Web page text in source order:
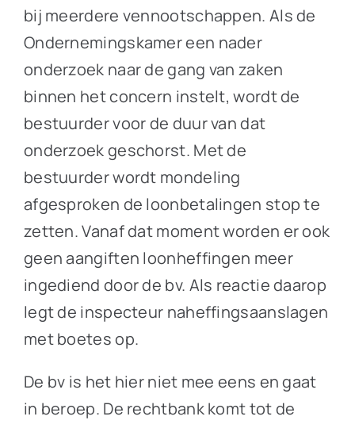
bij meerdere vennootschappen. Als de
Ondernemingskamer een nader
onderzoek naar de gang van zaken
binnen het concern instelt, wordt de
bestuurder voor de duur van dat
onderzoek geschorst. Met de
bestuurder wordt mondeling
afgesproken de loonbetalingen stop te
zetten. Vanaf dat moment worden er ook
geen aangiften loonheffingen meer
ingediend door de bv. Als reactie daarop
legt de inspecteur naheffingsaanslagen
met boetes op.
De bv is het hier niet mee eens en gaat
in beroep. De rechtbank komt tot de